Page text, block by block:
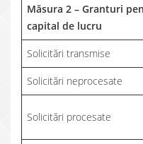
Măsura 2 – Granturi
capital de lucru
Solicitări transmise
Solicitări neprocesate
Solicitări procesate